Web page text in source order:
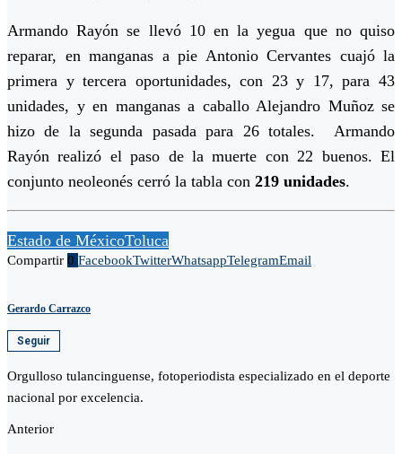
Armando Rayón se llevó 10 en la yegua que no quiso
reparar, en manganas a pie Antonio Cervantes cuajó la
primera y tercera oportunidades, con 23 y 17, para 43
unidades, y en manganas a caballo Alejandro Muñoz se
hizo de la segunda pasada para 26 totales. Armando
Rayón realizó el paso de la muerte con 22 buenos. El
conjunto neoleonés cerró la tabla con 219 unidades.
Estado de MéxicoToluca
Compartir 0 FacebookTwitterWhatsappTelegramEmail
Gerardo Carrazco
Seguir
Orgulloso tulancinguense, fotoperiodista especializado en el deporte
nacional por excelencia.
Anterior